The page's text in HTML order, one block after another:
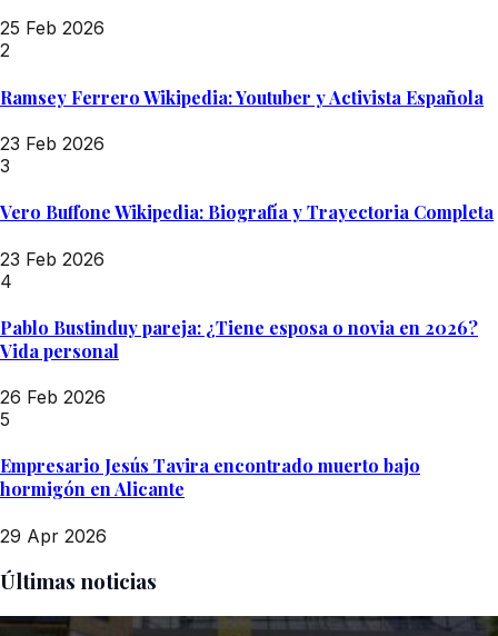
25 Feb 2026
2
Ramsey Ferrero Wikipedia: Youtuber y Activista Española
23 Feb 2026
3
Vero Buffone Wikipedia: Biografía y Trayectoria Completa
23 Feb 2026
4
Pablo Bustinduy pareja: ¿Tiene esposa o novia en 2026?
Vida personal
26 Feb 2026
5
Empresario Jesús Tavira encontrado muerto bajo
hormigón en Alicante
29 Apr 2026
Últimas noticias